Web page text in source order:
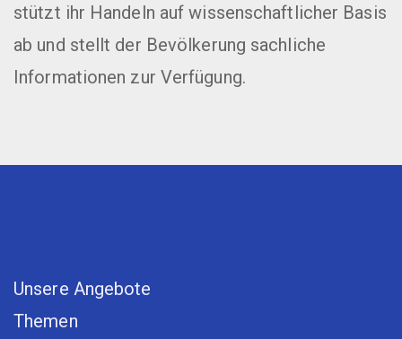
stützt ihr Handeln auf wissenschaftlicher Basis
ab und stellt der Bevölkerung sachliche
Informationen zur Verfügung.
Unsere Angebote
Themen